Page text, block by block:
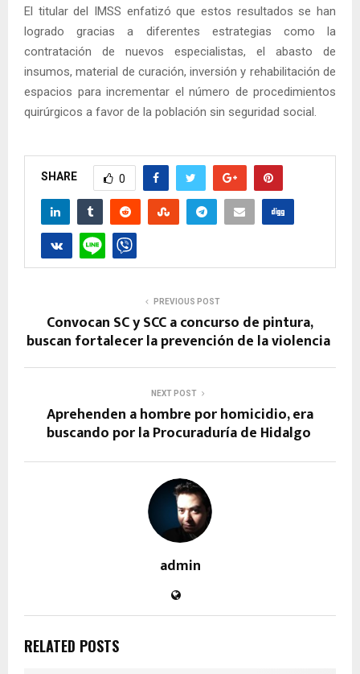
El titular del IMSS enfatizó que estos resultados se han
logrado gracias a diferentes estrategias como la
contratación de nuevos especialistas, el abasto de
insumos, material de curación, inversión y rehabilitación de
espacios para incrementar el número de procedimientos
quirúrgicos a favor de la población sin seguridad social.
SHARE 0
PREVIOUS POST
Convocan SC y SCC a concurso de pintura,
buscan fortalecer la prevención de la violencia
NEXT POST
Aprehenden a hombre por homicidio, era
buscando por la Procuraduría de Hidalgo
admin
RELATED POSTS